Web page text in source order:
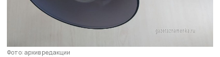
Фото: архив редакции